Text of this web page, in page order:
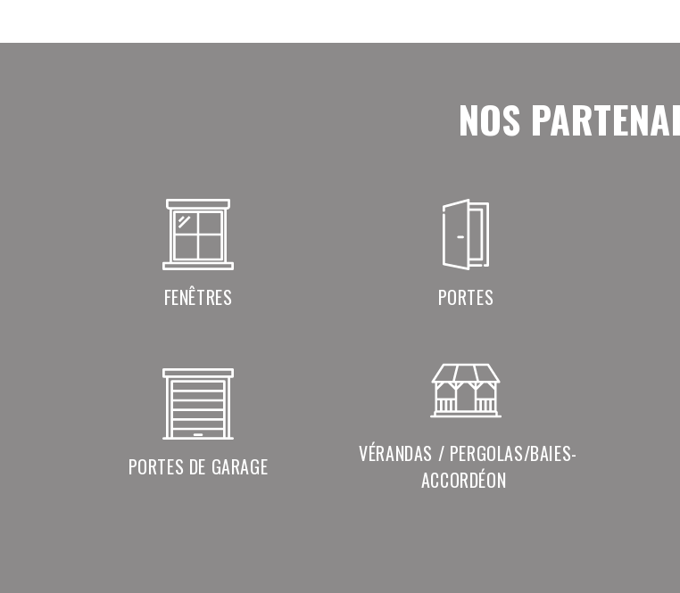
NOS
FENÊTRES PORTES
PORTES DE GARAGE
VÉRANDAS / PERGOLAS/BAIES-
ACCORDÉON